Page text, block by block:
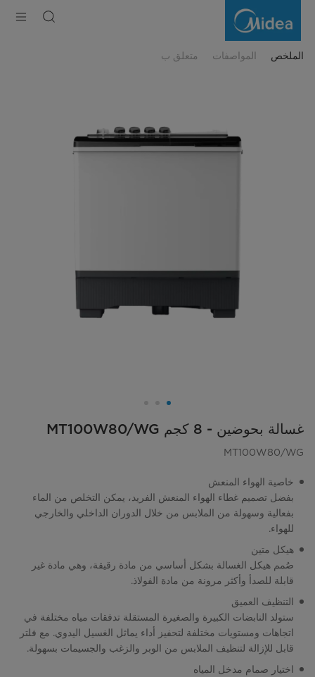
الملخص المواصفات متعلق ب
غسالة بحوضين - 8 كجم MT100W80/WG
MT100W80/WG
خاصية الهواء المنعش
بفضل تصميم غطاء الهواء المنعش الفريد، يمكن التخلص من الماء
بفعالية وسهولة من الملابس من خلال الدوران الداخلي والخارجي
للهواء.
هيكل متين
صُمم هيكل الغسالة بشكل أساسي من مادة رقيقة، وهي مادة غير
قابلة للصدأ وأكثر مرونة من مادة الفولاذ.
التنظيف العميق
ستولد النابضات الكبيرة والصغيرة المستقلة تدفقات مياه مختلفة في
اتجاهات ومستويات مختلفة لتحفيز أداء يماثل الغسيل اليدوي. مع فلتر
قابل للإزالة لتنظيف الملابس من الوبر والزغب والجسيمات بسهولة.
اختيار صمام مدخل المياه